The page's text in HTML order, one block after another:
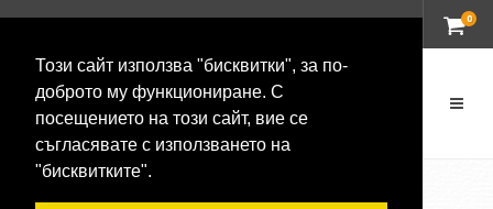
Този сайт използва "бисквитки", за по-
доброто му функциониране. С
посещението на този сайт, вие се
съгласявате с използването на
"бисквитките".
0